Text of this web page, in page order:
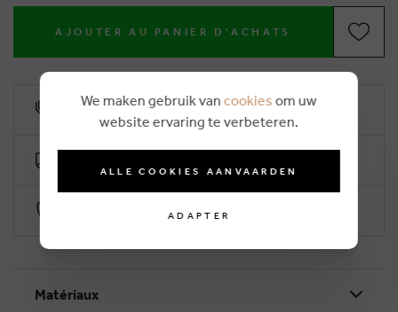
AJOUTER AU PANIER D'ACHATS
10% remise de fidélité
Paiement sécurisé par Worldline
Matériaux
We maken gebruik van cookies om uw
website ervaring te verbeteren.
ALLE COOKIES AANVAARDEN
ADAPTER